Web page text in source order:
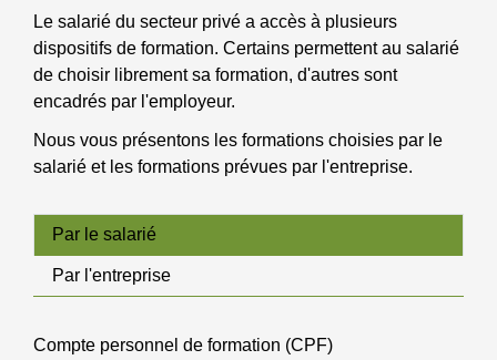
Le salarié du secteur privé a accès à plusieurs
dispositifs de formation. Certains permettent au salarié
de choisir librement sa formation, d'autres sont
encadrés par l'employeur.
Nous vous présentons les formations choisies par le
salarié et les formations prévues par l'entreprise.
Par le salarié
Par l'entreprise
Compte personnel de formation (CPF)